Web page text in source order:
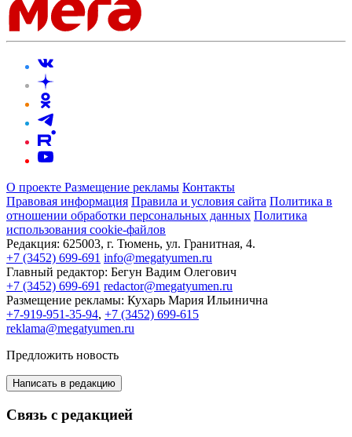
О проекте Размещение рекламы Контакты
Правовая информация Правила и условия сайта Политика в
отношении обработки персональных данных Политика
использования cookie-файлов
Редакция: 625003, г. Тюмень, ул. Гранитная, 4.
+7 (3452) 699-691 info@megatyumen.ru
Главный редактор: Бегун Вадим Олегович
+7 (3452) 699-691 redactor@megatyumen.ru
Размещение рекламы: Кухарь Мария Ильинична
+7-919-951-35-94, +7 (3452) 699-615
reklama@megatyumen.ru
Предложить новость
Написать в редакцию
Связь с редакцией